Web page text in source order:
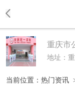
重庆市
地址：
当前位置： 热门资讯